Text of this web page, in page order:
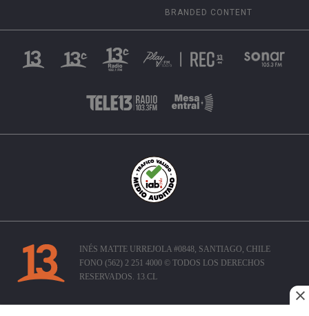
BRANDED CONTENT
INÉS MATTE URREJOLA #0848, SANTIAGO, CHILE
FONO (562) 2 251 4000 © TODOS LOS DERECHOS
RESERVADOS. 13.CL